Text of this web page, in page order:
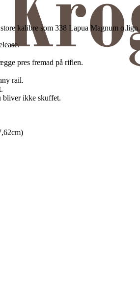
kalibre som 338 Lapua Magnum o.lign.
pres fremad på riflen.
rail.
bliver ikke skuffet.